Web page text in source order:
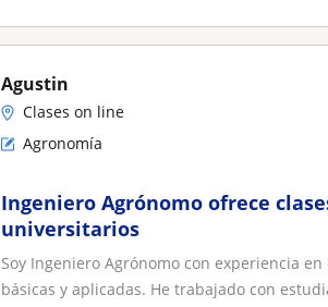
Agustin
Clases on line
Agronomía
Ingeniero Agrónomo ofrece
universitarios
Soy Ingeniero Agrónomo con experiencia
básicas y aplicadas. He trabajado con